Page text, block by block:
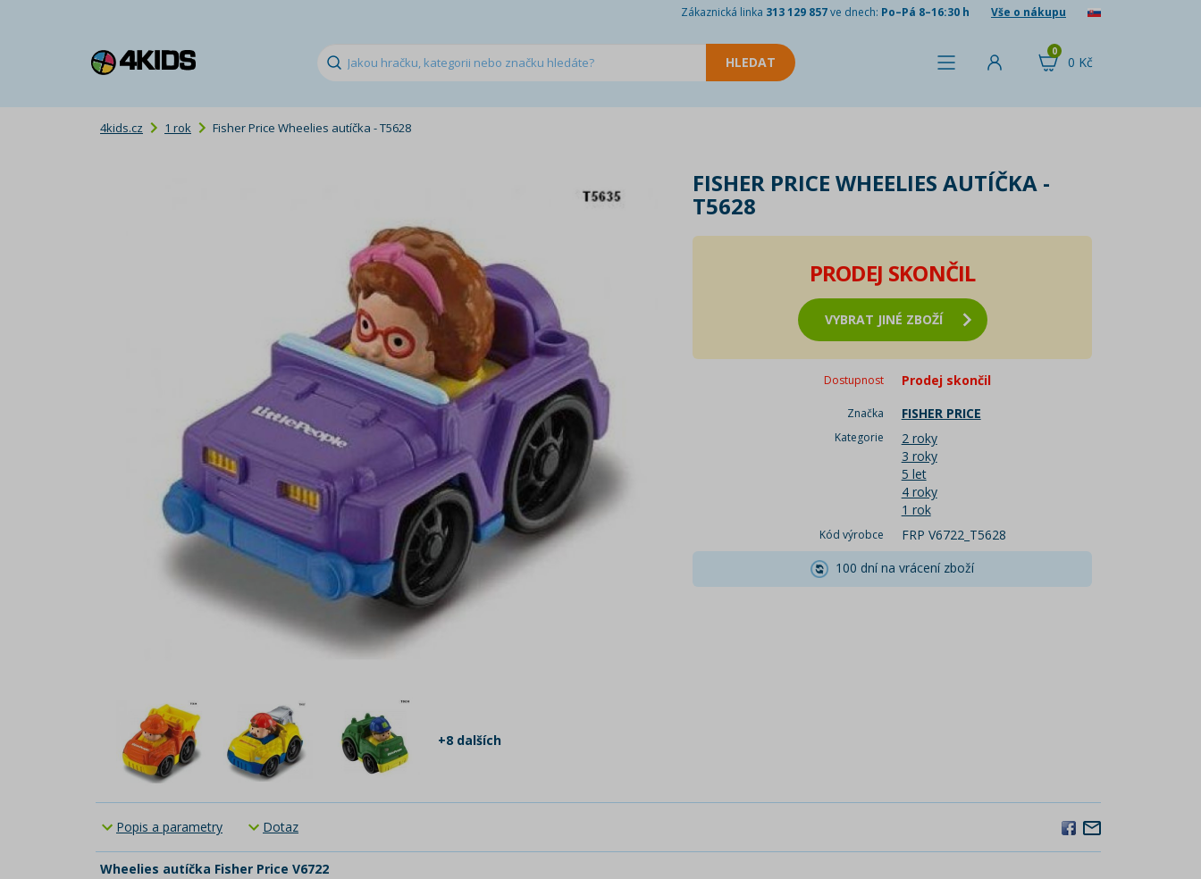
Zákaznická linka 313 129 857ve dnech: Po–Pá 8–16:30 h Vše o nákupu
0 Kč
0
4kids.cz 1 rok Fisher Price Wheelies autíčka - T5628
+8 dalších
FISHER PRICE WHEELIES AUTÍČKA -
T5628
PRODEJ SKONČIL
VYBRAT JINÉ ZBOŽÍ
Dostupnost Prodej skončil
Značka FISHER PRICE
Kategorie
2 roky
3 roky
5 let
4 roky
1 rok
Kód výrobce
FRP V6722_T5628
100 dní na vrácení zboží
Popis a parametry Dotaz
Wheelies autíčka Fisher Price V6722